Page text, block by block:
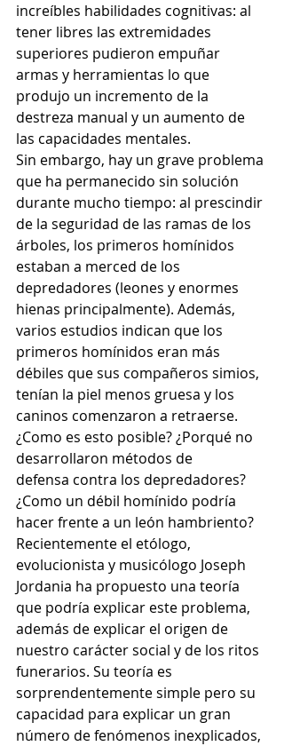
increíbles habilidades cognitivas: al
tener libres las extremidades
superiores pudieron empuñar
armas y herramientas lo que
produjo un incremento de la
destreza manual y un aumento de
las capacidades mentales.
Sin embargo, hay un grave problema
que ha permanecido sin solución
durante mucho tiempo: al prescindir
de la seguridad de las ramas de los
árboles, los primeros homínidos
estaban a merced de los
depredadores (leones y enormes
hienas principalmente). Además,
varios estudios indican que los
primeros homínidos eran más
débiles que sus compañeros simios,
tenían la piel menos gruesa y los
caninos comenzaron a retraerse.
¿Como es esto posible? ¿Porqué no
desarrollaron métodos de
defensa contra los depredadores?
¿Como un débil homínido podría
hacer frente a un león hambriento?
Recientemente el etólogo,
evolucionista y musicólogo Joseph
Jordania ha propuesto una teoría
que podría explicar este problema,
además de explicar el origen de
nuestro carácter social y de los ritos
funerarios. Su teoría es
sorprendentemente simple pero su
capacidad para explicar un gran
número de fenómenos inexplicados,